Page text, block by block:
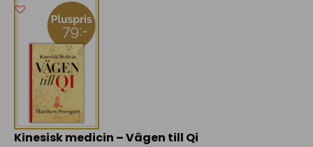
Kinesisk medicin – Vägen till Qi